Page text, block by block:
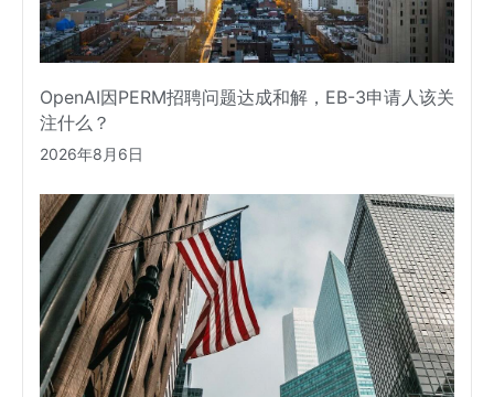
OpenAI因PERM招聘问题达成和解，EB-3申请人该关
注什么？
2026年8月6日